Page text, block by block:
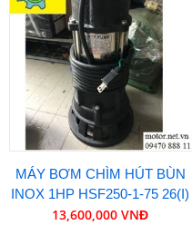
MÁY BƠM CHÌM HÚT BÙN
INOX 1HP HSF250-1-75 26(I)
13,600,000 VNĐ